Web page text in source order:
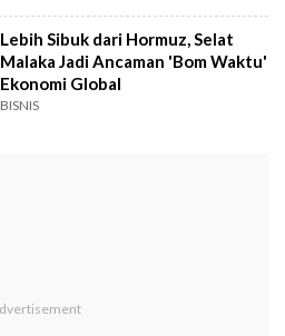
Lebih Sibuk dari Hormuz, Selat
Malaka Jadi Ancaman 'Bom Waktu'
Ekonomi Global
BISNIS